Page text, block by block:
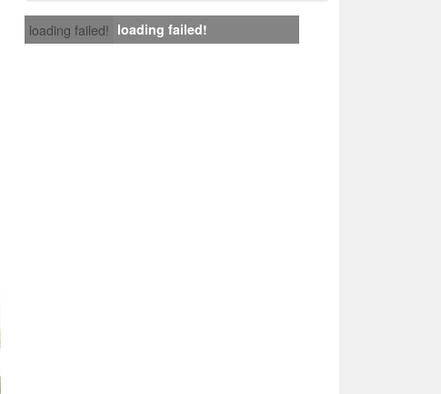
loading failed! loading failed!